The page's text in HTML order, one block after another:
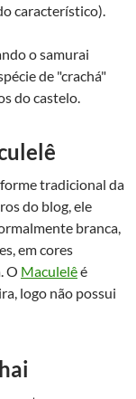
característico).
o samurai
de "crachá"
do castelo.
tradicional da
do blog, ele
branca,
em cores
O Maculelêé
logo não possui